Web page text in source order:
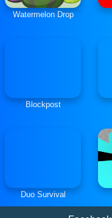
Watermelon Drop
Blockpost
Duo Survival